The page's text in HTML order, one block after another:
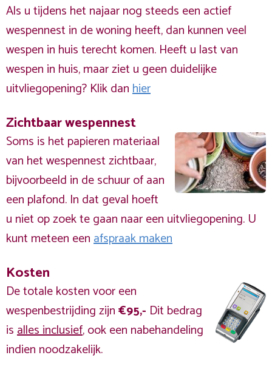
Als u tijdens het najaar nog steeds een actief
wespennest in de woning heeft, dan kunnen veel
wespen in huis terecht komen. Heeft u last van
wespen in huis, maar ziet u geen duidelijke
uitvliegopening? Klik danhier
Zichtbaar wespennest
Soms is het papieren materiaal
van het wespennest zichtbaar,
bijvoorbeeld in de schuur of aan
een plafond. In dat geval hoeft
u niet op zoek te gaan naar een uitvliegopening. U
kunt meteen eenafspraak maken
Kosten
De totale kosten voor een
wespenbestrijding zijn€95,- Dit bedrag
isalles inclusief, ook een nabehandeling
indien noodzakelijk.